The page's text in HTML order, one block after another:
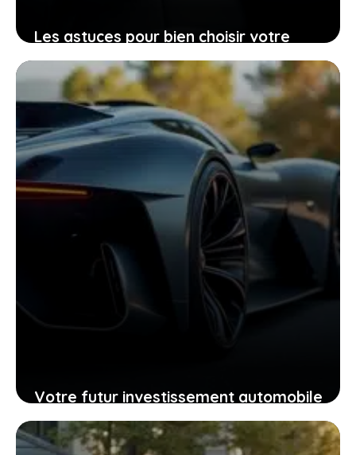
Les astuces pour bien choisir votre
Peugeot 206 d’occasion grâce à sa
fiche technique
25 janvier 2026
Votre futur investissement automobile
: pourquoi la GTR ou la RZ d’Ultima
supercar pourraient vous surprendre